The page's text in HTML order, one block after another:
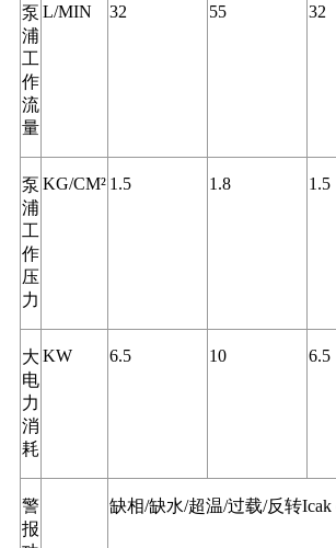
泵
浦
工
作
流
量
L/MIN 32 55 32
泵
浦
工
作
压
力
KG/CM² 1.5 1.8 1.5
大
电
力
消
耗
KW 6.5 10 6.5
警
报
缺相/缺水/超温/过载/反转Icak